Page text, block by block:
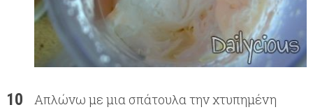
Απλώνω με μια σπάτουλα την χτυπημένη